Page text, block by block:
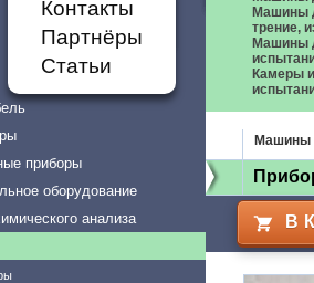
Контакты
Партнёры
Статьи
приборы
оборудование
анализа
Машины
трение,
Машины
Камеры
Машины
В